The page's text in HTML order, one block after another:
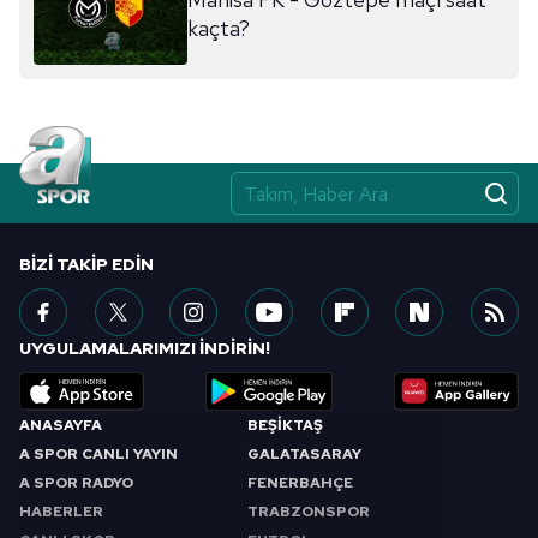
sınırlı olarak açık rızanız dahilinde kullanılacaktır.
için Ayarlar butonuna tıklayabilir,
Metnimiziziyaret edebilirsiniz.
6698 sayılı Kişisel Verilerin Korunması Kanunu uyarınca
ilgili mevzuata uygun olarak kullanılan çerezlerle ilgili bilgi
almak için lütfen
tıklayınız .
kaçta?
ANASAYFA
A SPOR CANLI YAYIN
A SPOR RADYO
HABERLER
BEŞİKTAŞ
GALATASARAY
FENERBAHÇE
TRABZONSPOR
BIZI TAKIP EDIN
UYGULAMALARIMIZI İNDİRİN!